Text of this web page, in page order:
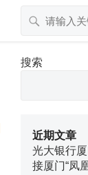
搜索
近期文章
光大银行
接厦门“凤